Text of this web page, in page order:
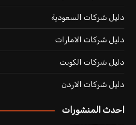
دليل شركات السعودية
دليل شركات الامارات
دليل شركات الكويت
دليل شركات الاردن
احدث المنشورات